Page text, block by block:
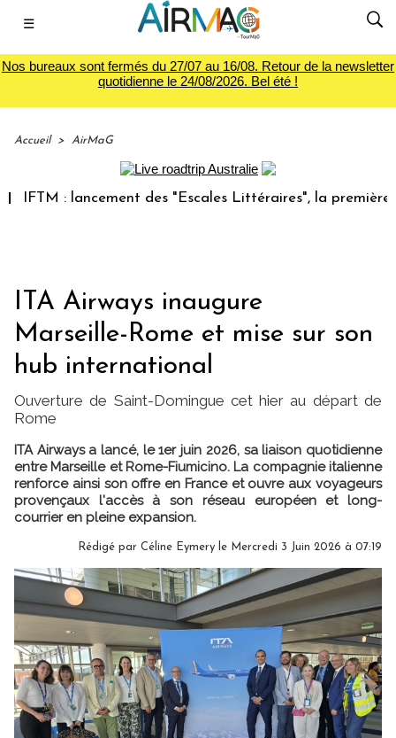
☰
Nos bureaux sont fermés du 27/07 au 16/08. Retour de la newsletter
quotidienne le 24/08/2026. Bel été !
Accueil > AirMaG
lancement des "Escales Littéraires", la première librairie
ITA Airways inaugure
Marseille-Rome et mise sur son
hub international
Ouverture de Saint-Domingue cet hier au départ de
Rome
ITA Airways a lancé, le 1er juin 2026, sa liaison quotidienne
entre Marseille et Rome-Fiumicino. La compagnie italienne
renforce ainsi son offre en France et ouvre aux voyageurs
provençaux l'accès à son réseau européen et long-
courrier en pleine expansion.
Rédigé par Céline Eymery le Mercredi 3 Juin 2026 à 07:19